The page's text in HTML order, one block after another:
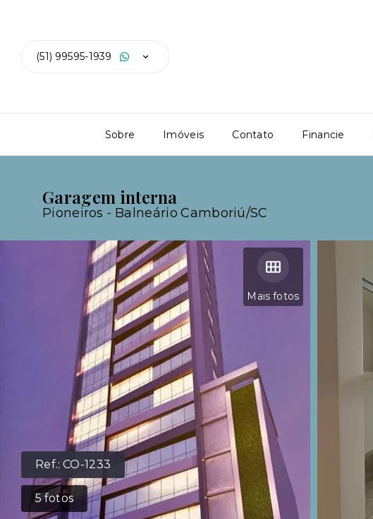
(51) 99595-1939
Sobre Imóveis Contato Financie
Garagem interna
Pioneiros - Balneário Camboriú/SC
Ref.:CO-1233
5 fotos
Mais fotos